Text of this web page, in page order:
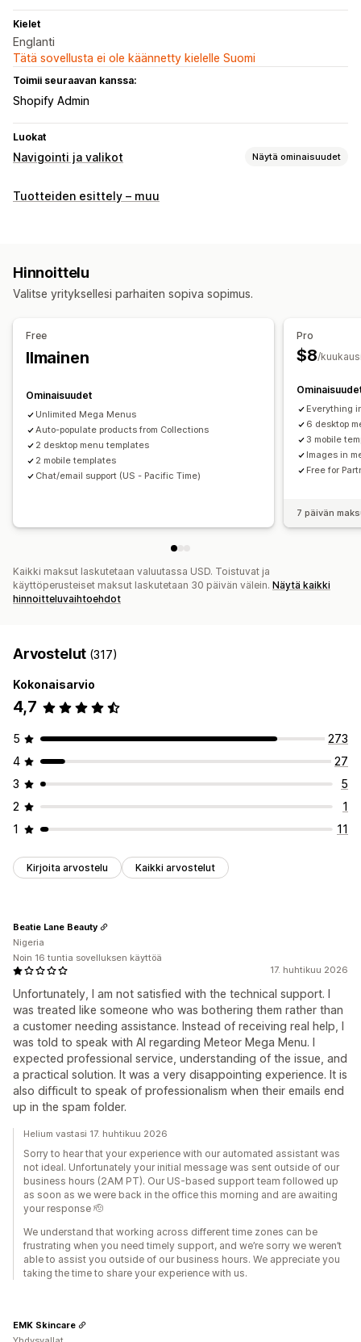
Kielet
Englanti
Tätä sovellusta ei ole käännetty kielelle Suomi
Toimii seuraavan kanssa:
Shopify Admin
Luokat
Navigointi ja valikot Näytä ominaisuudet
Valikon tyyli
Mukautukset
Vedä ja pudota -editori
Väri ja fontti
Animaatiot
Mukautettu CSS-koodi
Tuotteiden esittely – muu
Hinnoittelu
Valitse yrityksellesi parhaiten sopiva sopimus.
Free
Ilmainen
Ominaisuudet
Unlimited Mega Menus
Auto-populate products from Collections
2 desktop menu templates
2 mobile templates
Chat/email support (US - Pacific Time)
Pro
$8/
Everything
6 desktop
3 mobile
Images in
Free for
7 päivän
Kaikki maksut laskutetaan valuutassa USD. Toistuvat ja
käyttöperusteiset maksut laskutetaan 30 päivän välein. Näytä kaikki
hinnoitteluvaihtoehdot
Arvostelut (317)
Kokonaisarvio
4,7
5
273
4
27
3
5
2
1
1
11
Kirjoita arvostelu Kaikki arvostelut
17. huhtikuu 2026
Unfortunately, I am not satisfied with the technical support. I
was treated like someone who was bothering them rather than
a customer needing assistance. Instead of receiving real help, I
was told to speak with AI regarding Meteor Mega Menu. I
expected professional service, understanding of the issue, and
a practical solution. It was a very disappointing experience. It is
also difficult to speak of professionalism when their emails end
up in the spam folder.
Beatie Lane Beauty
Nigeria
Noin 16 tuntia sovelluksen käyttöä
Helium vastasi 17. huhtikuu 2026
Sorry to hear that your experience with our automated assistant was
not ideal. Unfortunately your initial message was sent outside of our
business hours (2AM PT). Our US-based support team followed up
as soon as we were back in the office this morning and are awaiting
your response 🫡
We understand that working across different time zones can be
frustrating when you need timely support, and we’re sorry we weren’t
able to assist you outside of our business hours. We appreciate you
taking the time to share your experience with us.
EMK Skincare